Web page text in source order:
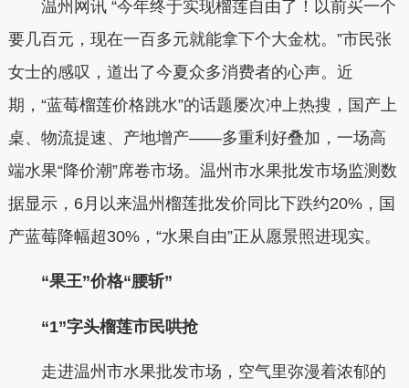
温州网讯 “今年终于实现榴莲自由了！以前买一个
要几百元，现在一百多元就能拿下个大金枕。”市民张
女士的感叹，道出了今夏众多消费者的心声。近
期，“蓝莓榴莲价格跳水”的话题屡次冲上热搜，国产上
桌、物流提速、产地增产——多重利好叠加，一场高
端水果“降价潮”席卷市场。温州市水果批发市场监测数
据显示，6月以来温州榴莲批发价同比下跌约20%，国
产蓝莓降幅超30%，“水果自由”正从愿景照进现实。
“果王”价格“腰斩”
“1”字头榴莲市民哄抢
走进温州市水果批发市场，空气里弥漫着浓郁的